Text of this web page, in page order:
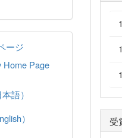
受
ージ
Home Page
語）
）